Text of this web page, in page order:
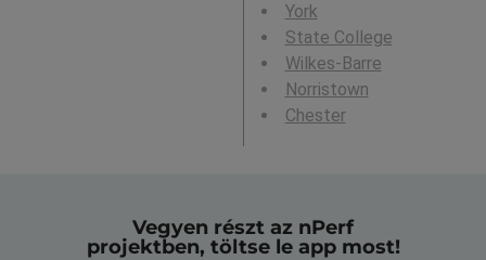
York
State College
Wilkes-Barre
Norristown
Chester
Vegyen részt az nPerf
projektben, töltse le app most!